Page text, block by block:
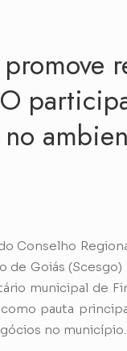
Conselho
Goiás
municipal de
pauta
no município.